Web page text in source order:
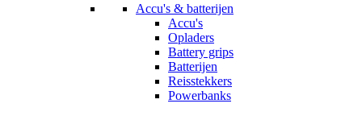
Accu's & batterijen
Accu's
Opladers
Battery grips
Batterijen
Reisstekkers
Powerbanks